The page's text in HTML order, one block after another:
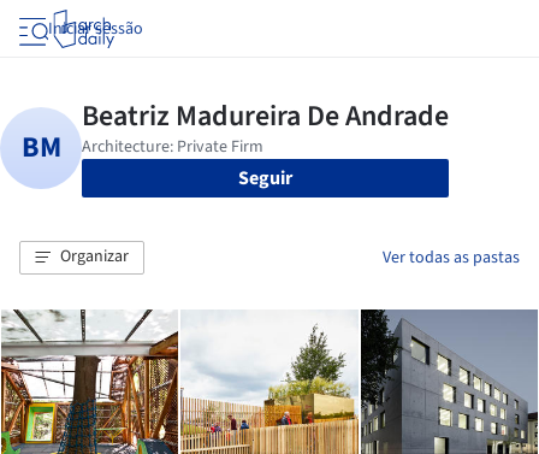
Iniciar sessão
Seguir
Organizar Ver todas as pastas